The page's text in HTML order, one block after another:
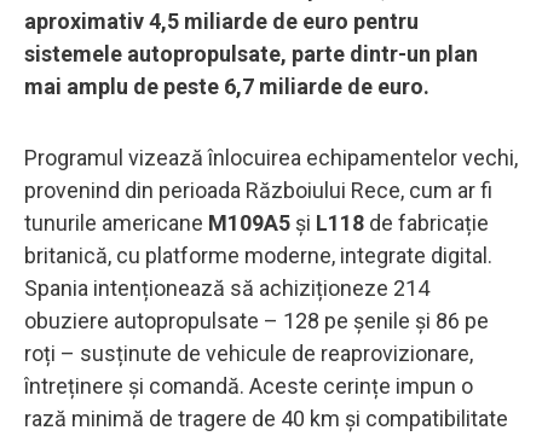
aproximativ 4,5 miliarde de euro pentru
sistemele autopropulsate, parte dintr-un plan
mai amplu de peste 6,7 miliarde de euro.
Programul vizează înlocuirea echipamentelor vechi,
provenind din perioada Războiului Rece, cum ar fi
tunurile americane M109A5 și L118 de fabricație
britanică, cu platforme moderne, integrate digital.
Spania intenționează să achiziționeze 214
obuziere autopropulsate – 128 pe șenile și 86 pe
roți – susținute de vehicule de reaprovizionare,
întreținere și comandă. Aceste cerințe impun o
rază minimă de tragere de 40 km și compatibilitate